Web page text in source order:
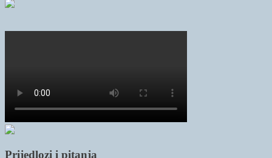
Prijedlozi i pitanja